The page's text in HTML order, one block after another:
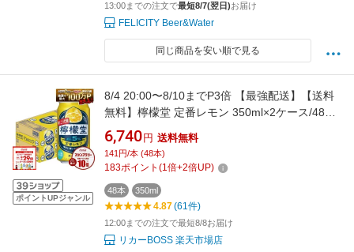
13:00までの注文で最短8/7(翌日)お届け
FELICITY Beer&Water
同じ商品を安い順で見る
ポイントUPジャンル
8/4 20:00〜8/10までP3倍 【最強配送】【送料
無料】檸檬堂 定番レモン 350ml×2ケース/48本
【一部地域送料無料対象外】 syn
6,740 円 送料無料
141円/本 (48本)
183ポイント (1倍+2倍UP)
48本 350ml
4.87(61件)
12:00までの注文で最短8/8お届け
リカーBOSS 楽天市場店